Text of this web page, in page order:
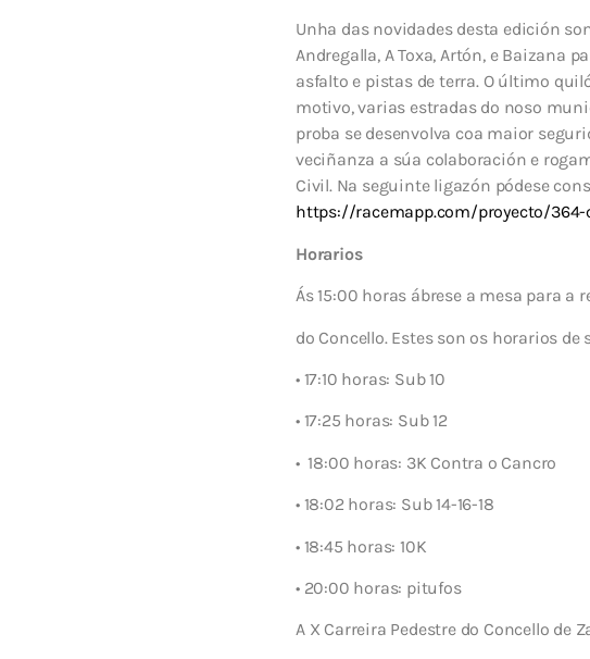
Unha das novidades desta edición
Andregalla, A Toxa, Artón, e Baizana
asfalto e pistas de terra. O último
motivo, varias estradas do noso
proba se desenvolva coa maior
veciñanza a súa colaboración e
Civil. Na seguinte ligazón pódese
https://racemapp.com/proyecto/364-
Horarios
Ás 15:00 horas ábrese a mesa para
do Concello. Estes son os horarios
• 17:10 horas: Sub 10
• 17:25 horas: Sub 12
• 18:00 horas: 3K Contra o Cancro
• 18:02 horas: Sub 14-16-18
• 18:45 horas: 10K
• 20:00 horas: pitufos
A X Carreira Pedestre do Concello de